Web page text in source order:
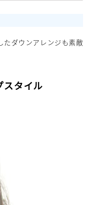
たダウンアレンジも素敵
スタイル